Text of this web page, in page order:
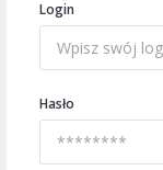
Login
Hasło